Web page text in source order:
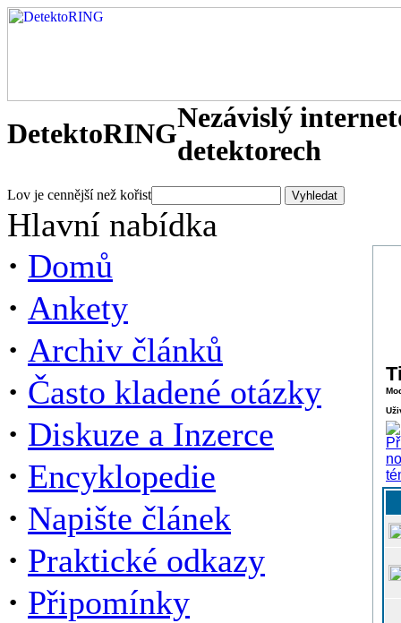
DetektoRINGNezávislý
detektorech
Lov je cennější než kořist
Hlavní nabídka
· Domů
· Ankety
· Archiv článků
· Často kladené otázky
· Diskuze a Inzerce
· Encyklopedie
· Napište článek
· Praktické odkazy
· Připomínky